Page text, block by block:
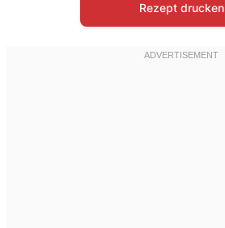
Rezept drucken